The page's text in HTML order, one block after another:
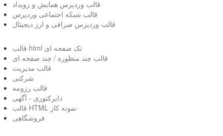
قالب وردپرس همایش و رویداد
قالب شبکه اجتماعی وردپرس
قالب وردپرس صرافی و ارز دیجیتال
قالب html تک صفحه ای
قالب چند منظوره / چند صفحه ای
قالب مدیریت
شرکتی
قالب رزومه
دایرکتوری - آگهی
قالب HTML نمونه کار
فروشگاهی